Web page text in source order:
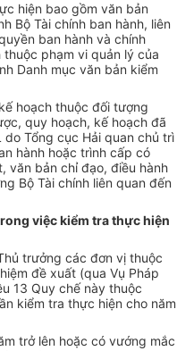
hiện bao gồm văn bản
Bộ Tài chính ban hành, liên
ban hành và chính
phạm vi quản lý của
Danh mục văn bản kiểm
hoạch thuộc đối tượng
quy hoạch, kế hoạch đã
do Tổng cục Hải quan chủ trì
hành hoặc trình cấp có
văn bản chỉ đạo, điều hành
Bộ Tài chính liên quan đến
việc kiểm tra thực hiện
trưởng các đơn vị thuộc
đề xuất (qua Vụ Pháp
13 Quy chế này thuộc
kiểm tra thực hiện cho năm
trở lên hoặc có vướng mắc